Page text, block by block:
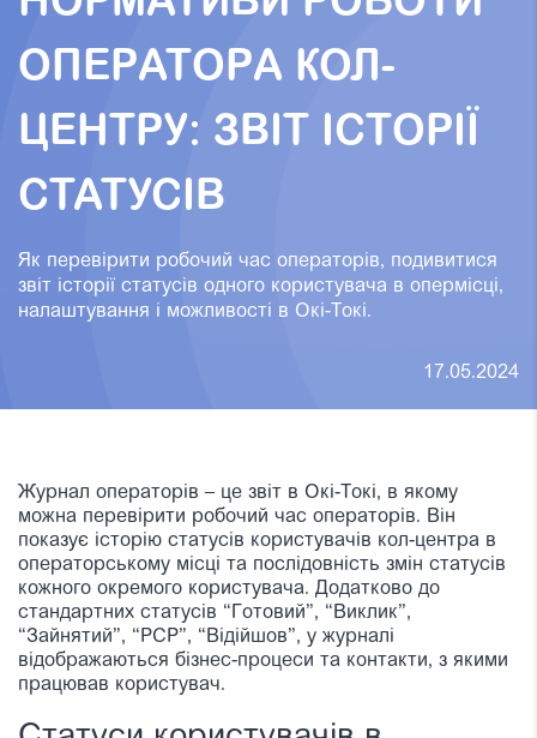
17.05.2024
ОПЕРАТОРА КОЛ-
ЦЕНТРУ: ЗВІТ ІСТОРІЇ
СТАТУСІВ
Як перевірити робочий час операторів, подивитися
звіт історії статусів одного користувача в опермісці,
налаштування і можливості в Окі-Токі.
Журнал операторів – це звіт в Окі-Токі, в якому
можна перевірити робочий час операторів. Він
показує історію статусів користувачів кол-центра в
операторському місці та послідовність змін статусів
кожного окремого користувача. Додатково до
стандартних статусів “Готовий”, “Виклик”,
“Зайнятий”, “PCP”, “Відійшов”, у журналі
відображаються бізнес-процеси та контакти, з якими
працював користувач.